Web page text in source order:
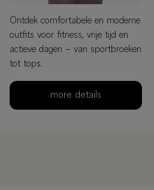
Ontdek comfortabele en moderne
outfits voor fitness, vrije tijd en
actieve dagen – van sportbroeken
tot tops.
more details